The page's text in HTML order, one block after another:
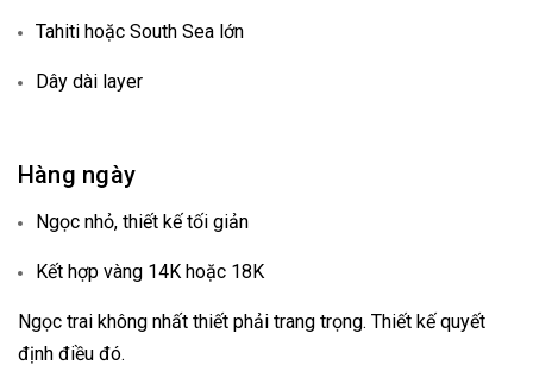
Tahiti hoặc South Sea lớn
Dây dài layer
Hàng ngày
Ngọc nhỏ, thiết kế tối giản
Kết hợp vàng 14K hoặc 18K
Ngọc trai không nhất thiết phải trang trọng. Thiết kế quyết
định điều đó.